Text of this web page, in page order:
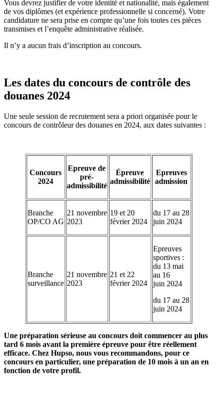
Vous devrez justifier de votre identité et nationalité, mais également
de vos diplômes (et expérience professionnelle si concerné). Votre
candidature ne sera prise en compte qu’une fois toutes ces pièces
transmises et l’enquête administrative réalisée.
Il n’y a aucun frais d’inscription au concours.
Les dates du concours de contrôle des
douanes 2024
Une seule session de recrutement sera a priori organisée pour le
concours de contrôleur des douanes en 2024, aux dates suivantes :
Concours
2024
Epreuve de
pré-
admissibilité
Épreuve
admissibilité
Epreuves
admission
Branche
OP/CO AG
21 novembre
2023
19 et 20
février 2024
du 17 au 28
juin 2024
Branche
surveillance
21 novembre
2023
21 et 22
février 2024
Epreuves
sportives :
du 13 mai
au 16
juin 2024
du 17 au 28
juin 2024
Une préparation sérieuse au concours doit commencer au plus
tard 6 mois avant la première épreuve pour être réellement
efficace. Chez Hupso, nous vous recommandons, pour ce
concours en particulier, une préparation de 10 mois à un an en
fonction de votre profil.